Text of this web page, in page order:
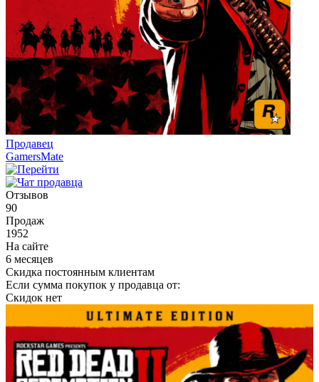
Продавец
GamersMate
Отзывов
90
Продаж
1952
На сайте
6 месяцев
Скидка постоянным клиентам
Если сумма покупок у продавца от:
Скидок нет